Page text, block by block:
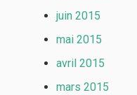
juin 2015
mai 2015
avril 2015
mars 2015